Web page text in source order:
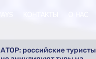
АТОР: российские туристы